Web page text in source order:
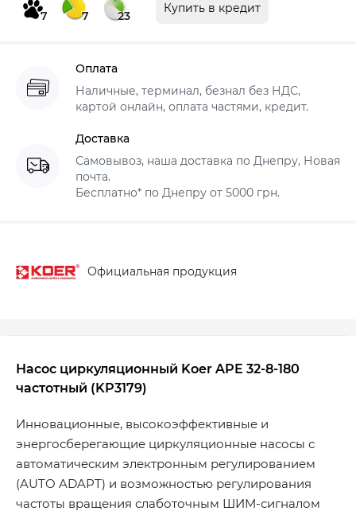
7 7 23
Купить в кредит
Оплата
Наличные, терминал, безнал без НДС,
картой онлайн, оплата частями, кредит.
Доставка
Самовывоз, наша доставка по Днепру, Новая
почта.
Бесплатно* по Днепру от 5000 грн.
Официальная продукция
Насос циркуляционный Koer APE 32-8-180
частотный ( KP3179)
Инновационные, высокоэффективные и
энергосберегающие циркуляционные насосы с
автоматическим электронным регулированием
(AUTO ADAPT) и возможностью регулирования
частоты вращения слаботочным ШИМ-сигналом